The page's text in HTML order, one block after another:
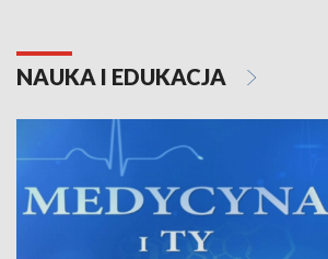
NAUKA I EDUKACJA